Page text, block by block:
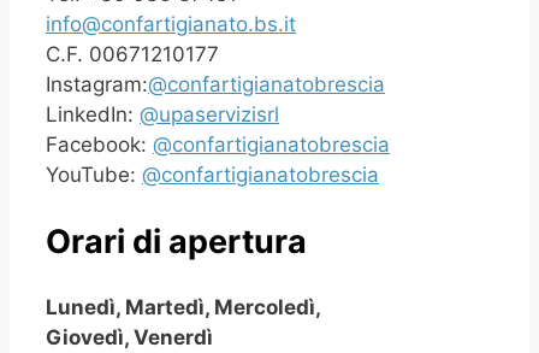
info@confartigianato.bs.it
C.F. 00671210177
Instagram:@confartigianatobrescia
LinkedIn: @upaservizisrl
Facebook: @confartigianatobrescia
YouTube: @confartigianatobrescia
Orari di apertura
Lunedì, Martedì, Mercoledì,
Giovedì, Venerdì